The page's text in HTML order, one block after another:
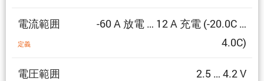
電流範囲
定義
-60 A 放電 … 12 A 充電 (-20.0C …
4.0C)
電圧範囲 2.5 … 4.2 V